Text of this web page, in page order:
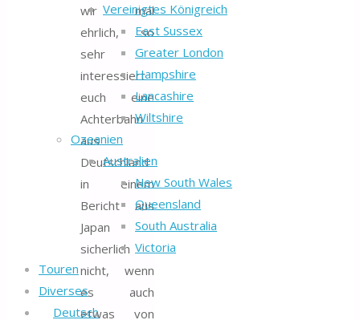
Vereinigtes Königreich
East Sussex
Greater London
Hampshire
Lancashire
Wiltshire
Ozeanien
Australien
New South Wales
Queensland
South Australia
Victoria
Touren
Diverses
Deutsch
wir mal
ehrlich, so
sehr
interessiert
euch eine
Achterbahn
aus
Deutschland
in einem
Bericht aus
Japan
sicherlich
nicht, wenn
es auch
etwas von